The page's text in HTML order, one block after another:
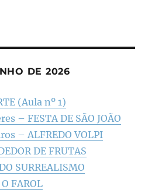
DE 2026
(Aula nº 1)
– FESTA DE SÃO JOÃO
– ALFREDO VOLPI
DE FRUTAS
SURREALISMO
FAROL